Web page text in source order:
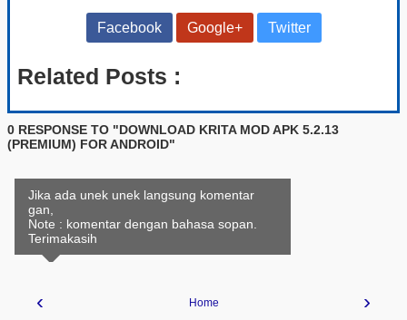
Facebook Google+ Twitter
Related Posts :
0 RESPONSE TO "DOWNLOAD KRITA MOD APK 5.2.13
(PREMIUM) FOR ANDROID"
Jika ada unek unek langsung komentar
gan,
Note : komentar dengan bahasa sopan.
Terimakasih
‹ ›
Home